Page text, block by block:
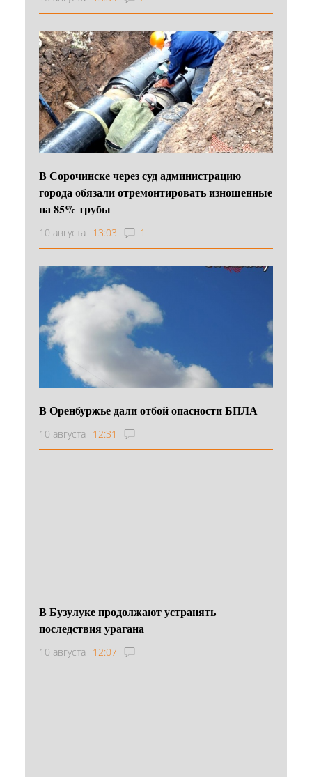
В Сорочинске через суд администрацию
города обязали отремонтировать изношенные
на 85% трубы
10 августа 13:03 1
В Оренбуржье дали отбой опасности БПЛА
10 августа 12:31
В Бузулуке продолжают устранять
последствия урагана
10 августа 12:07